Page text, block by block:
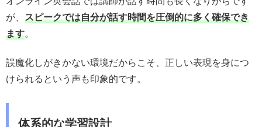
が、 スピークでは自分が話す時間を圧倒的に多く確保でき
ます。
誤魔化しがきかない環境だからこそ、正しい表現を身につ
けられるという声も印象的です。
体系的な学習設計